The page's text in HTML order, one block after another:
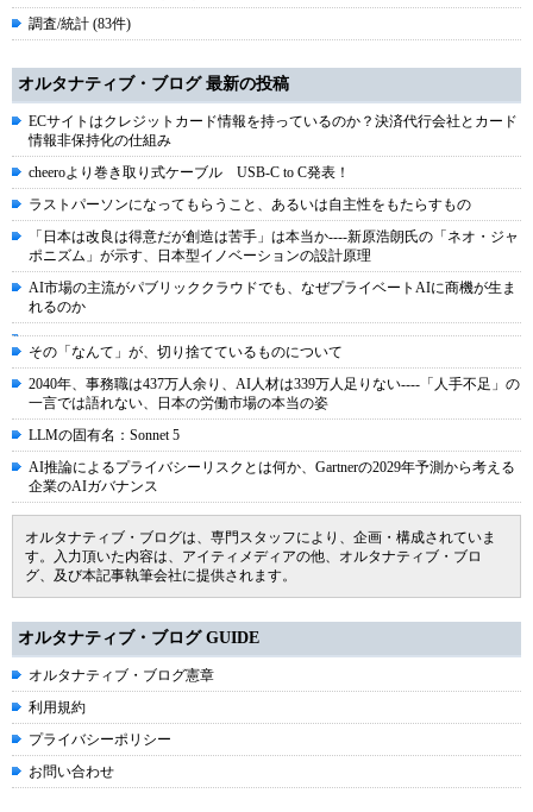
調査/統計 (83件)
オルタナティブ・ブログ 最新の投稿
ECサイトはクレジットカード情報を持っているのか？決済代行会社とカード
情報非保持化の仕組み
cheeroより巻き取り式ケーブル USB-C to C発表！
ラストパーソンになってもらうこと、あるいは自主性をもたらすもの
「日本は改良は得意だが創造は苦手」は本当か----新原浩朗氏の「ネオ・ジャ
ポニズム」が示す、日本型イノベーションの設計原理
AI市場の主流がパブリッククラウドでも、なぜプライベートAIに商機が生ま
れるのか
その「なんて」が、切り捨てているものについて
2040年、事務職は437万人余り、AI人材は339万人足りない----「人手不足」の
一言では語れない、日本の労働市場の本当の姿
LLMの固有名：Sonnet 5
AI推論によるプライバシーリスクとは何か、Gartnerの2029年予測から考える
企業のAIガバナンス
オルタナティブ・ブログは、専門スタッフにより、企画・構成されていま
す。入力頂いた内容は、アイティメディアの他、オルタナティブ・ブロ
グ、及び本記事執筆会社に提供されます。
オルタナティブ・ブログ GUIDE
オルタナティブ・ブログ憲章
利用規約
プライバシーポリシー
お問い合わせ